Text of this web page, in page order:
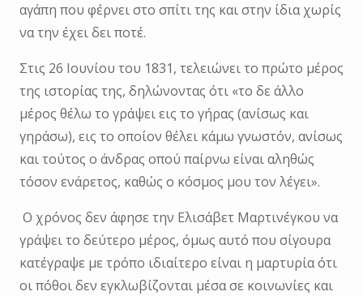
αγάπη που φέρνει στο σπίτι της και στην ίδια χωρίς
να την έχει δει ποτέ.
Στις 26 Ιουνίου του 1831, τελειώνει το πρώτο μέρος
της ιστορίας της, δηλώνοντας ότι «το δε άλλο
μέρος θέλω το γράψει εις το γήρας (ανίσως και
γηράσω), εις το οποίον θέλει κάμω γνωστόν, ανίσως
και τούτος ο άνδρας οπού παίρνω είναι αληθώς
τόσον ενάρετος, καθώς ο κόσμος μου τον λέγει».
Ο χρόνος δεν άφησε την Ελισάβετ Μαρτινέγκου να
γράψει το δεύτερο μέρος, όμως αυτό που σίγουρα
κατέγραψε με τρόπο ιδιαίτερο είναι η μαρτυρία ότι
οι πόθοι δεν εγκλωβίζονται μέσα σε κοινωνίες και